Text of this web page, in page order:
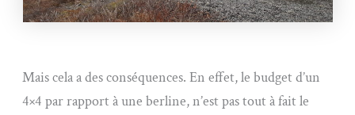
Mais cela a des conséquences. En effet, le budget d’un
4×4 par rapport à une berline, n’est pas tout à fait le